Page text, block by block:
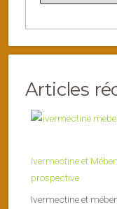
Articles
Ivermectine et
prospective
Ivermectine et